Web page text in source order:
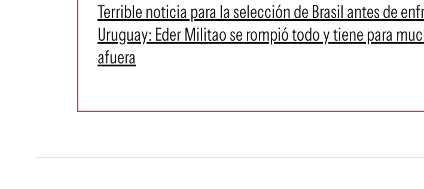
Terrible noticia para la selección de Brasil antes de
Uruguay: Eder Militao se rompió todo y tiene para
afuera